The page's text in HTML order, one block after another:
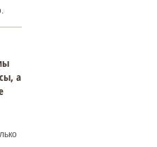
а